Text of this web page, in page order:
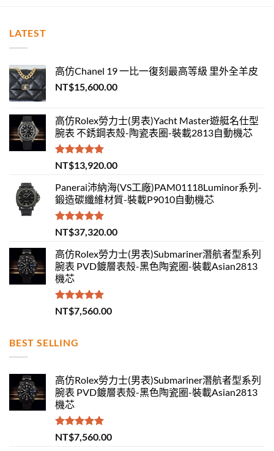
LATEST
高仿Chanel 19 一比一復刻最高等級 里外全羊皮
NT$15,600.00
高仿Rolex勞力士(男表)Yacht Master遊艇名仕型
腕表 不銹鋼表殼-陶瓷表圈-裝載2813自動機芯
評分5.00
滿分 5
NT$13,920.00
Panerai沛納海(VS工廠)PAM01118Luminor系列-
鍛造碳纖維材質-裝載P9010自動機芯
評分5.00
滿分 5
NT$37,320.00
高仿Rolex勞力士(男表)Submariner潛航者型系列
腕表 PVD鍍層表殼-黑色陶瓷圈-裝載Asian2813
機芯
評分 5.00
滿分 5
NT$7,560.00
BEST SELLING
高仿Rolex勞力士(男表)Submariner潛航者型系列
腕表 PVD鍍層表殼-黑色陶瓷圈-裝載Asian2813
機芯
評分 5.00
滿分 5
NT$7,560.00